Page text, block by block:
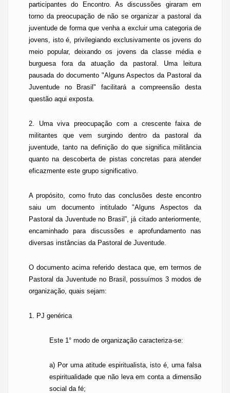
participantes do Encontro. As discussões giraram em
torno da preocupação de não se organizar a pastoral da
juventude de forma que venha a excluir uma categoria de
jovens, isto é, privilegiando exclusivamente os jovens do
meio popular, deixando os jovens da classe média e
burguesa fora da atuação da pastoral. Uma leitura
pausada do documento "Alguns Aspectos da Pastoral da
Juventude no Brasil" facilitará a compreensão desta
questão aqui exposta.
2. Uma viva preocupação com a crescente faixa de
militantes que vem surgindo dentro da pastoral da
juventude, tanto na definição do que significa militância
quanto na descoberta de pistas concretas para atender
eficazmente este grupo significativo.
A propósito, como fruto das conclusões deste encontro
saiu um documento intitulado "Alguns Aspectos da
Pastoral da Juventudeno Brasil”, já citado anteriormente,
encaminhado para discussões e aprofundamento nas
diversas instâncias da Pastoral de Juventude.
O documento acima referido destaca que, em termos de
Pastoral da Juventudeno Brasil, possuímos 3 modos de
organização, quais sejam:
1. PJ genérica
Este 1° modo de organização caracteriza-se:
a) Por uma atitude espiritualista, isto é, uma falsa
espiritualidade que não leva em conta a dimensão
social da fé;